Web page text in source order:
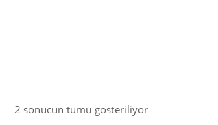
2 sonucun tümü gösteriliyor